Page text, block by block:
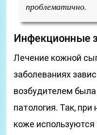
проблематично.
Инфекционные
Лечение кожной
заболеваниях
возбудителем
патология. Так,
коже